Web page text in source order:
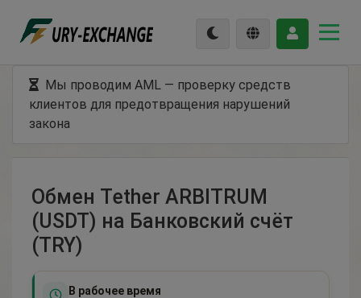
Мы проводим AML — проверку средств
клиентов для предотвращения нарушений
закона
Обмен Tether ARBITRUM
(USDT) на Банковский счёт
(TRY)
В рабочее время